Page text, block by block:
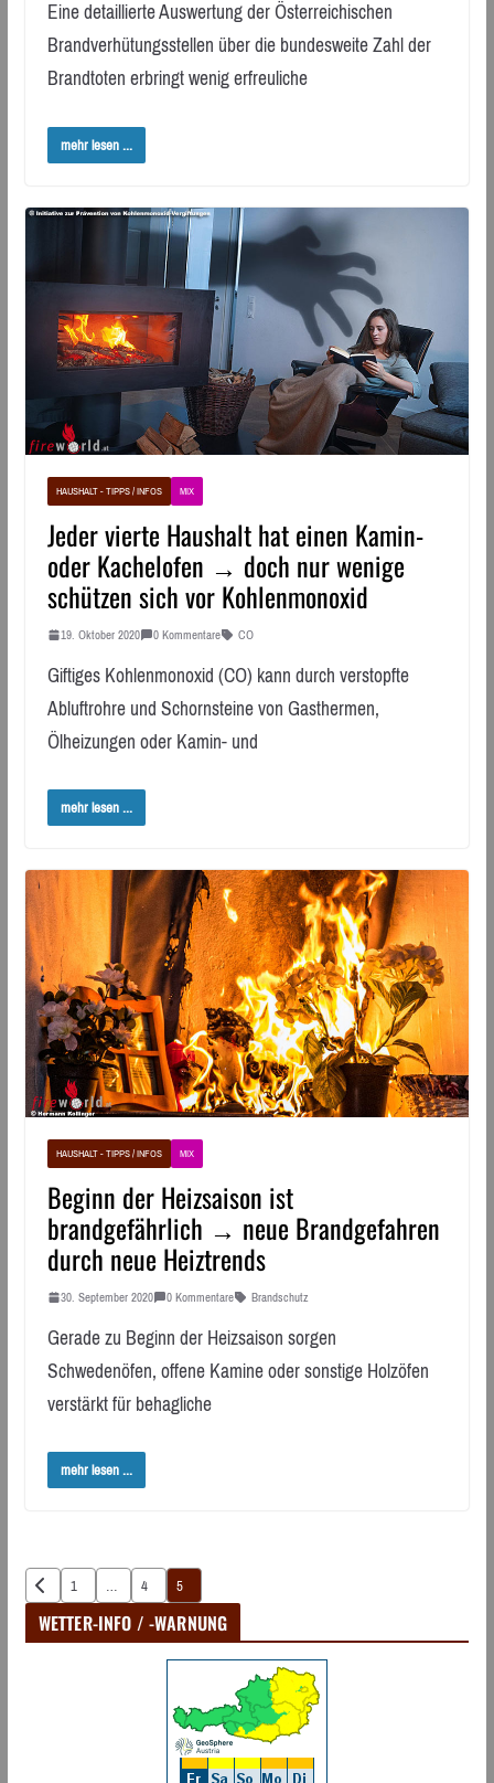
Eine detaillierte Auswertung der Österreichischen
Brandverhütungsstellen über die bundesweite Zahl der
Brandtoten erbringt wenig erfreuliche
mehr lesen ...
HAUSHALT - TIPPS / INFOS MIX
Jeder vierte Haushalt hat einen Kamin-
oder Kachelofen → doch nur wenige
schützen sich vor Kohlenmonoxid
19. Oktober 2020 0 Kommentare CO
Giftiges Kohlenmonoxid (CO) kann durch verstopfte
Abluftrohre und Schornsteine von Gasthermen,
Ölheizungen oder Kamin- und
mehr lesen ...
HAUSHALT - TIPPS / INFOS MIX
Beginn der Heizsaison ist
brandgefährlich → neue Brandgefahren
durch neue Heiztrends
30. September 2020 0 Kommentare Brandschutz
Gerade zu Beginn der Heizsaison sorgen
Schwedenöfen, offene Kamine oder sonstige Holzöfen
verstärkt für behagliche
mehr lesen ...
Seitennummerierung
der
1 … 4 5
WETTER-INFO / -WARNUNG